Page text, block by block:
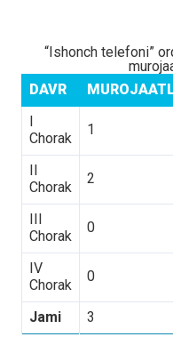
“Ishonch telefoni”
DAVR
I
Chorak
1
II
Chorak
2
III
Chorak
0
IV
Chorak
0
Jami 3